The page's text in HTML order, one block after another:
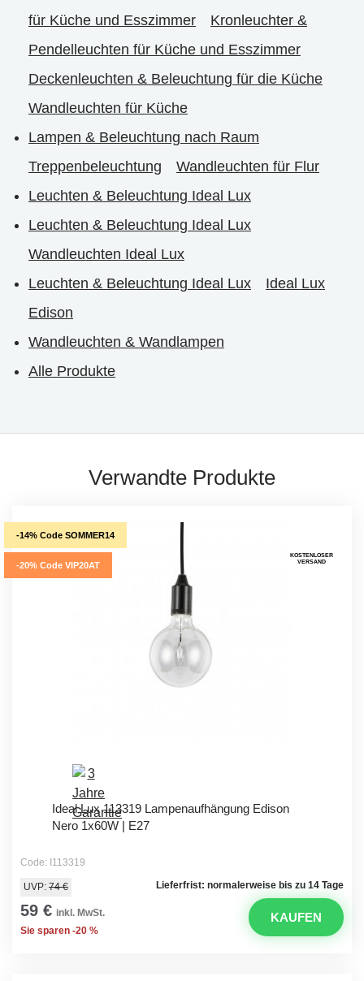
für Küche und Esszimmer
Kronleuchter &
Pendelleuchten für Küche und Esszimmer
Deckenleuchten & Beleuchtung für die Küche
Wandleuchten für Küche
Lampen & Beleuchtung nach Raum
Treppenbeleuchtung
Wandleuchten für Flur
Leuchten & Beleuchtung Ideal Lux
Leuchten & Beleuchtung Ideal Lux
Wandleuchten Ideal Lux
Leuchten & Beleuchtung Ideal Lux
Ideal Lux
Edison
Wandleuchten & Wandlampen
Alle Produkte
Verwandte Produkte
-14% Code SOMMER14
-20% Code VIP20AT
KOSTENLOSER
VERSAND
Ideal Lux 113319 Lampenaufhängung Edison
Nero 1x60W | E27
Code: I113319
Lieferfrist: normalerweise bis zu 14 Tage
UVP: 74 €
59 € inkl. MwSt.
Sie sparen -20 %
KAUFEN